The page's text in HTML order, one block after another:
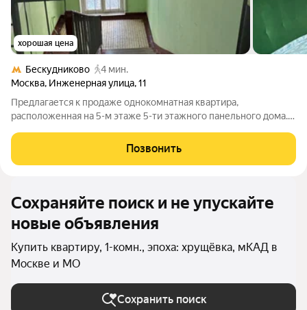
хорошая цена
Бескудниково
4 мин.
Москва, Инженерная улица,11
Предлагается к продаже однокомнатная квартира,
расположенная нa 5-м этаже 5-ти этажного панельного дома. В
30,7 м2 (без учета застеклённого балкона), кухня 5,3 м2,
комната 17.7 м2, раздельный
Позвонить
Сохраняйте поиск и не упускайте
новые объявления
Купить квартиру, 1-комн., эпоха: хрущёвка, мКАД в
Москве и МО
Сохранить поиск